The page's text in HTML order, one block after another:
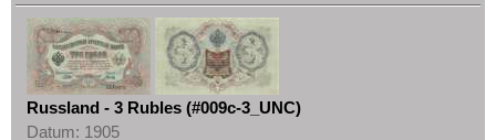
Russland - 3 Rubles (#009c-3_UNC)
Datum: 1905